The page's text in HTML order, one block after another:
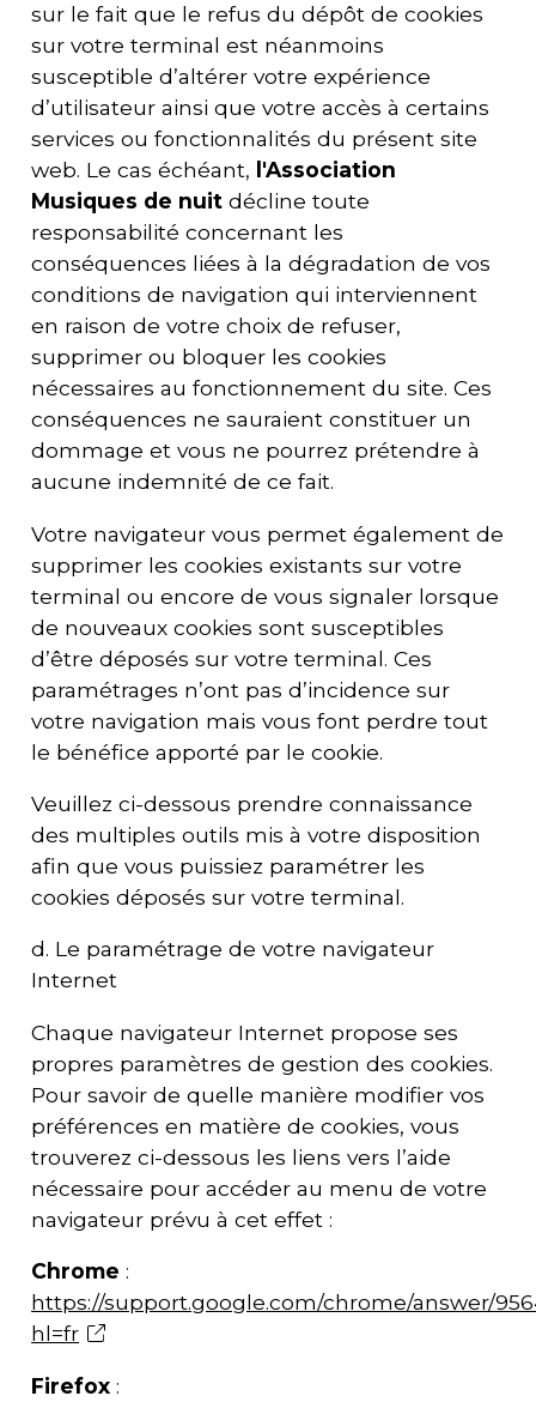
sur le fait que le refus du dépôt de cookies
sur votre terminal est néanmoins
susceptible d’altérer votre expérience
d’utilisateur ainsi que votre accès à certains
services ou fonctionnalités du présent site
web. Le cas échéant, l'Association
Musiques de nuit décline toute
responsabilité concernant les
conséquences liées à la dégradation de vos
conditions de navigation qui interviennent
en raison de votre choix de refuser,
supprimer ou bloquer les cookies
nécessaires au fonctionnement du site. Ces
conséquences ne sauraient constituer un
dommage et vous ne pourrez prétendre à
aucune indemnité de ce fait.
Votre navigateur vous permet également de
supprimer les cookies existants sur votre
terminal ou encore de vous signaler lorsque
de nouveaux cookies sont susceptibles
d’être déposés sur votre terminal. Ces
paramétrages n’ont pas d’incidence sur
votre navigation mais vous font perdre tout
le bénéfice apporté par le cookie.
Veuillez ci-dessous prendre connaissance
des multiples outils mis à votre disposition
afin que vous puissiez paramétrer les
cookies déposés sur votre terminal.
d. Le paramétrage de votre navigateur
Internet
Chaque navigateur Internet propose ses
propres paramètres de gestion des cookies.
Pour savoir de quelle manière modifier vos
préférences en matière de cookies, vous
trouverez ci-dessous les liens vers l’aide
nécessaire pour accéder au menu de votre
navigateur prévu à cet effet :
Chrome :
https://support.google.com/chrome/answer/
hl=fr
Firefox :